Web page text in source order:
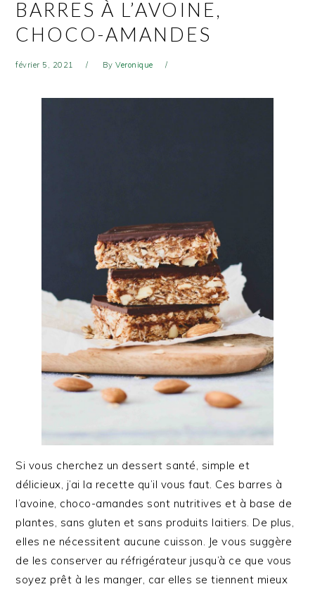
BARRES À L’AVOINE,
CHOCO-AMANDES
février 5, 2021 ByVeronique
Si vous cherchez un dessert santé, simple et
délicieux, j’ai la recette qu’il vous faut. Ces barres à
l’avoine, choco-amandes sont nutritives et à base de
plantes, sans gluten et sans produits laitiers. De plus,
elles ne nécessitent aucune cuisson. Je vous suggère
de les conserver au réfrigérateur jusqu’à ce que vous
soyez prêt à les manger, car elles se tiennent mieux